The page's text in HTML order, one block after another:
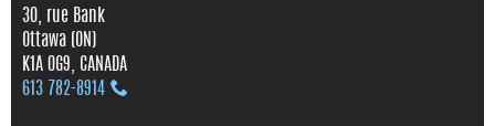
30, rue Bank
Ottawa (ON)
K1A 0G9, CANADA
613 782‑8914